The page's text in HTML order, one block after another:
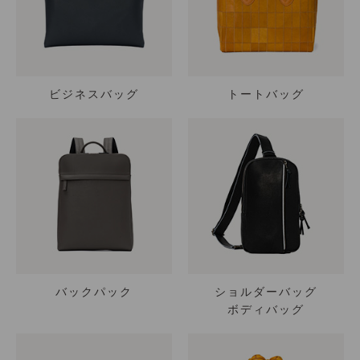
ビジネスバッグ トートバッグ
バックパック
ショルダーバッグ
ボディバッグ